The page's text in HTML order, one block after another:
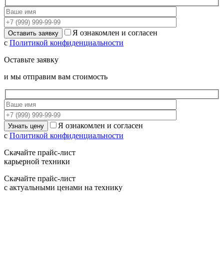
Я ознакомлен и согласен
с Политикой конфиденциальности
Оставьте заявку
и мы отправим вам стоимость
Я ознакомлен и согласен
с Политикой конфиденциальности
Скачайте прайс-лист
карьерной техники
Скачайте прайс-лист
с актуальными ценами на технику